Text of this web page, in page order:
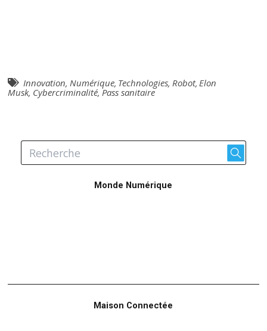
Innovation, Numérique, Technologies, Robot, Elon
Musk, Cybercriminalité, Pass sanitaire
Monde Numérique
Maison Connectée